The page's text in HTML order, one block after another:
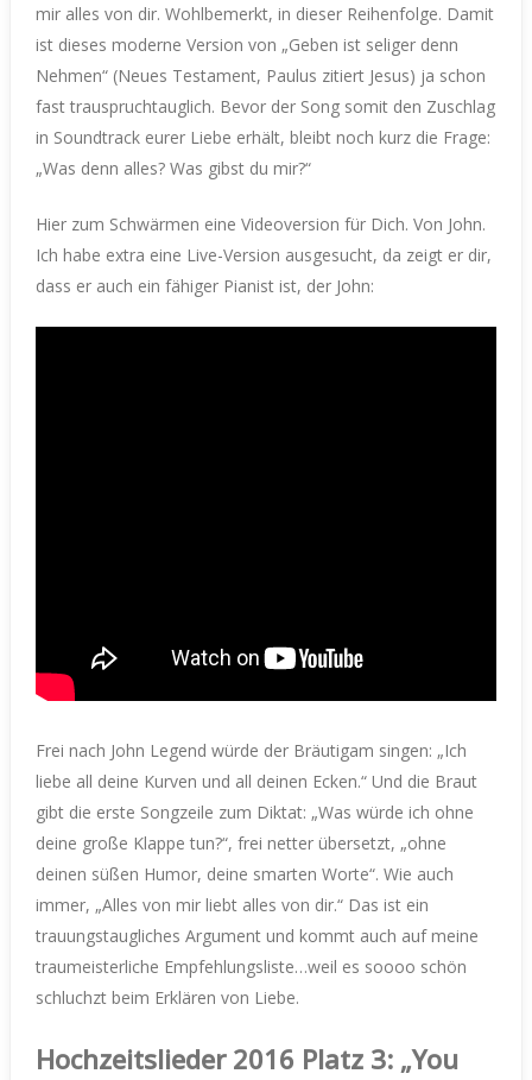
mir alles von dir. Wohlbemerkt, in dieser Reihenfolge. Damit
ist dieses moderne Version von „Geben ist seliger denn
Nehmen“ (Neues Testament, Paulus zitiert Jesus) ja schon
fast trauspruchtauglich. Bevor der Song somit den Zuschlag
in Soundtrack eurer Liebe erhält, bleibt noch kurz die Frage:
„Was denn alles? Was gibst du mir?“
Hier zum Schwärmen eine Videoversion für Dich. Von John.
Ich habe extra eine Live-Version ausgesucht, da zeigt er dir,
dass er auch ein fähiger Pianist ist, der John:
Frei nach John Legend würde der Bräutigam singen: „Ich
liebe all deine Kurven und all deinen Ecken.“ Und die Braut
gibt die erste Songzeile zum Diktat: „Was würde ich ohne
deine große Klappe tun?“, frei netter übersetzt, „ohne
deinen süßen Humor, deine smarten Worte“. Wie auch
immer, „Alles von mir liebt alles von dir.“ Das ist ein
trauungstaugliches Argument und kommt auch auf meine
traumeisterliche Empfehlungsliste…weil es soooo schön
schluchzt beim Erklären von Liebe.
Hochzeitslieder 2016 Platz 3: „You